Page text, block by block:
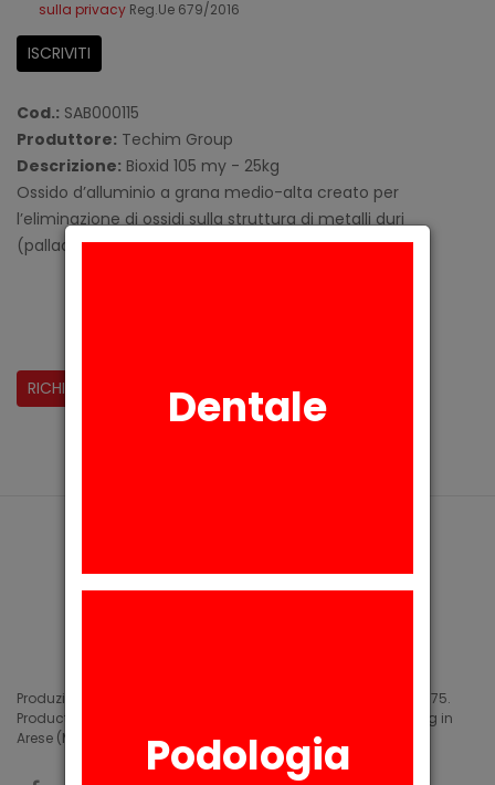
sulla privacy Reg.Ue 679/2016
ISCRIVITI
Cod.: SAB000115
Produttore: Techim Group
Descrizione: Bioxid 105 my - 25kg
Ossido d’alluminio a grana medio-alta creato per
l’eliminazione di ossidi sulla struttura di metalli duri
(palladiate) e per la ritenzione meccanica.
RICHIESTA INFORMAZIONI
Produzione di siliconi medicali e industriali in Arese (MI) dal 1975.
Production of medical and industrial silicones. Manufacturing in
Arese (MI) since 1975.
Dentale
Podologia